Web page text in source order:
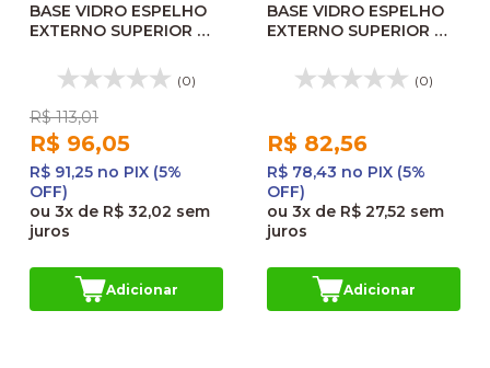
BASE VIDRO ESPELHO
EXTERNO SUPERIOR MP
(0)
R$ 113,01
R$ 96,05
R$ 91,25 no PIX (5%
OFF)
ou 3x de R$ 32,02 sem
juros
Adicionar
BASE VIDRO ESPELHO
EXTERNO SUPERIOR MP
SARAIVA
(0)
R$ 82,56
R$ 78,43 no PIX (5%
OFF)
ou 3x de R$ 27,52 sem
juros
Adicionar